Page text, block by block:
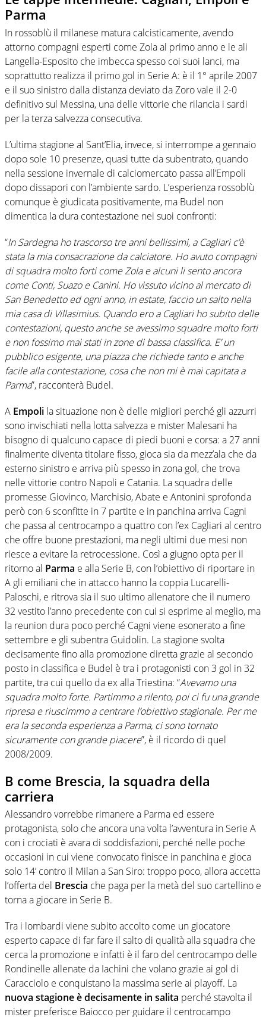
Parma
In rossoblù il milanese matura calcisticamente, avendo
attorno compagni esperti come Zola al primo anno e le ali
Langella-Esposito che imbecca spesso coi suoi lanci, ma
soprattutto realizza il primo gol in Serie A: è il 1° aprile 2007
e il suo sinistro dalla distanza deviato da Zoro vale il 2-0
definitivo sul Messina, una delle vittorie che rilancia i sardi
per la terza salvezza consecutiva.
L’ultima stagione al Sant’Elia, invece, si interrompe a gennaio
dopo sole 10 presenze, quasi tutte da subentrato, quando
nella sessione invernale di calciomercato passa all’Empoli
dopo dissapori con l’ambiente sardo. L’esperienza rossoblù
comunque è giudicata positivamente, ma Budel non
dimentica la dura contestazione nei suoi confronti:
“In Sardegna ho trascorso tre anni bellissimi, a Cagliari c’è
stata la mia consacrazione da calciatore. Ho avuto compagni
di squadra molto forti come Zola e alcuni li sento ancora
come Conti, Suazo e Canini. Ho vissuto vicino al mercato di
San Benedetto ed ogni anno, in estate, faccio un salto nella
mia casa di Villasimius. Quando ero a Cagliari ho subito delle
contestazioni, questo anche se avessimo squadre molto forti
e non fossimo mai stati in zone di bassa classifica. E’ un
pubblico esigente, una piazza che richiede tanto e anche
facile alla contestazione, cosa che non mi è mai capitata a
Parma”, racconterà Budel.
A Empoli la situazione non è delle migliori perché gli azzurri
sono invischiati nella lotta salvezza e mister Malesani ha
bisogno di qualcuno capace di piedi buoni e corsa: a 27 anni
finalmente diventa titolare fisso, gioca sia da mezz’ala che da
esterno sinistro e arriva più spesso in zona gol, che trova
nelle vittorie contro Napoli e Catania. La squadra delle
promesse Giovinco, Marchisio, Abate e Antonini sprofonda
però con 6 sconfitte in 7 partite e in panchina arriva Cagni
che passa al centrocampo a quattro con l’ex Cagliari al centro
che offre buone prestazioni, ma negli ultimi due mesi non
riesce a evitare la retrocessione. Così a giugno opta per il
ritorno al Parma e alla Serie B, con l’obiettivo di riportare in
A gli emiliani che in attacco hanno la coppia Lucarelli-
Paloschi, e ritrova sia il suo ultimo allenatore che il numero
32 vestito l’anno precedente con cui si esprime al meglio, ma
la reunion dura poco perché Cagni viene esonerato a fine
settembre e gli subentra Guidolin. La stagione svolta
decisamente fino alla promozione diretta grazie al secondo
posto in classifica e Budel è tra i protagonisti con 3 gol in 32
partite, tra cui quello da ex alla Triestina: “Avevamo una
squadra molto forte. Partimmo a rilento, poi ci fu una grande
ripresa e riuscimmo a centrare l’obiettivo stagionale. Per me
era la seconda esperienza a Parma, ci sono tornato
sicuramente con grande piacere”, è il ricordo di quel
2008/2009.
B come Brescia, la squadra della
carriera
Alessandro vorrebbe rimanere a Parma ed essere
protagonista, solo che ancora una volta l’avventura in Serie A
con i crociati è avara di soddisfazioni, perché nelle poche
occasioni in cui viene convocato finisce in panchina e gioca
solo 14’ contro il Milan a San Siro: troppo poco, allora accetta
l’offerta del Brescia che paga per la metà del suo cartellino e
torna a giocare in Serie B.
Tra i lombardi viene subito accolto come un giocatore
esperto capace di far fare il salto di qualità alla squadra che
cerca la promozione e infatti è il faro del centrocampo delle
Rondinelle allenate da Iachini che volano grazie ai gol di
Caracciolo e conquistano la massima serie ai playoff. La
nuova stagione è decisamente in salita perché stavolta il
mister preferisce Baiocco per guidare il centrocampo